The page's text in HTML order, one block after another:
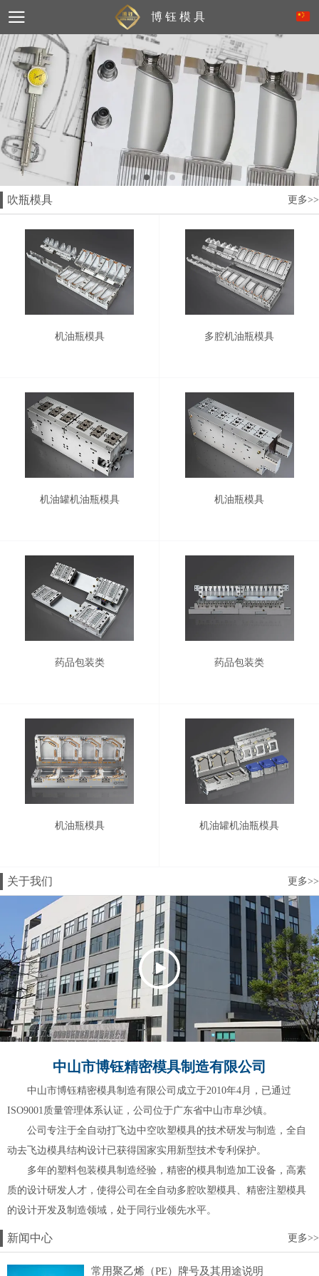
博 钰 模 具
吹瓶模具 更多>>
机油瓶模具 多腔机油瓶模具
机油罐机油瓶模具 机油瓶模具
药品包装类 药品包装类
机油瓶模具 机油罐机油瓶模具
关于我们 更多>>
中山市博钰精密模具制造有限公司
中山市博钰精密模具制造有限公司成立于2010年4月，已通过
ISO9001质量管理体系认证，公司位于广东省中山市阜沙镇。
公司专注于全自动打飞边中空吹塑模具的技术研发与制造，全自
动去飞边模具结构设计已获得国家实用新型技术专利保护。
多年的塑料包装模具制造经验，精密的模具制造加工设备，高素
质的设计研发人才，使得公司在全自动多腔吹塑模具、精密注塑模具
的设计开发及制造领域，处于同行业领先水平。
新闻中心 更多>>
常用聚乙烯（PE）牌号及其用途说明